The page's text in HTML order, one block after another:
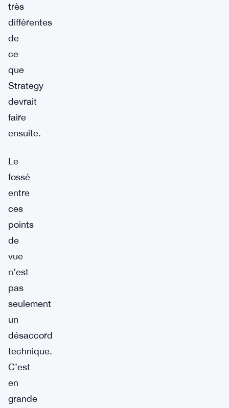
très
différentes
de
ce
que
Strategy
devrait
faire
ensuite.
Le
fossé
entre
ces
points
de
vue
n’est
pas
seulement
un
désaccord
technique.
C’est
en
grande